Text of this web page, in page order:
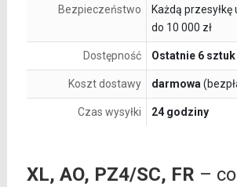
Bezpieczeństwo
Każdą
do 10 000 zł
Dostępność Ostatnie 6 sztuk
Koszt dostawy darmowa
Czas wysyłki 24 godziny
XL, AO, PZ4/SC, FR – co